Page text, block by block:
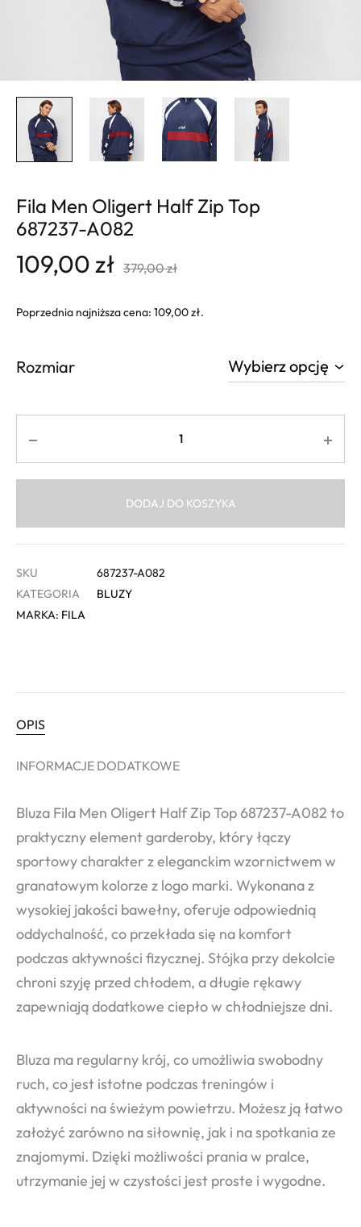
Fila Men Oligert Half Zip Top
687237-A082
109,00zł 379,00zł
Poprzednia najniższa cena: 109,00zł.
Rozmiar
DODAJ DO KOSZYKA
SKU
687237-A082
KATEGORIA
BLUZY
MARKA: FILA
OPIS
INFORMACJE DODATKOWE
Bluza Fila Men Oligert Half Zip Top 687237-A082 to
praktyczny element garderoby, który łączy
sportowy charakter z eleganckim wzornictwem w
granatowym kolorze z logo marki. Wykonana z
wysokiej jakości bawełny, oferuje odpowiednią
oddychalność, co przekłada się na komfort
podczas aktywności fizycznej. Stójka przy dekolcie
chroni szyję przed chłodem, a długie rękawy
zapewniają dodatkowe ciepło w chłodniejsze dni.
Bluza ma regularny krój, co umożliwia swobodny
ruch, co jest istotne podczas treningów i
aktywności na świeżym powietrzu. Możesz ją łatwo
założyć zarówno na siłownię, jak i na spotkania ze
znajomymi. Dzięki możliwości prania w pralce,
utrzymanie jej w czystości jest proste i wygodne.